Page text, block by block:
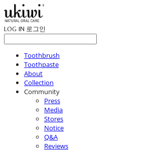
LOG IN 로그인
Toothbrush
Toothpaste
About
Collection
Community
Press
Media
Stores
Notice
Q&A
Reviews